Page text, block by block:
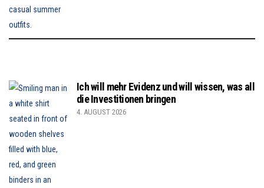
Ich will mehr Evidenz und will wissen, was all
die Investitionen bringen
4. AUGUST 2026